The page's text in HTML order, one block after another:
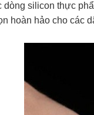
dòng silicon thực
hoàn hảo cho các